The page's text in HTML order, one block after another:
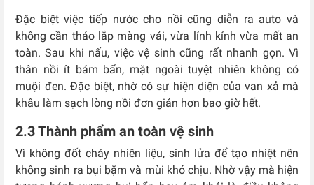
Đặc biệt việc tiếp nước cho nồi cũng diễn ra auto và
không cần tháo lắp màng vải, vừa lỉnh kỉnh vừa mất an
toàn. Sau khi nấu, việc vệ sinh cũng rất nhanh gọn. Vì
thân nồi ít bám bẩn, mặt ngoài tuyệt nhiên không có
muội đen. Đặc biệt, nhờ có sự hiện diện của van xả mà
khâu làm sạch lòng nồi đơn giản hơn bao giờ hết.
2.3 Thành phẩm an toàn vệ sinh
Vì không đốt cháy nhiên liệu, sinh lửa để tạo nhiệt nên
không sinh ra bụi bặm và mùi khó chịu. Nhờ vậy mà hiện